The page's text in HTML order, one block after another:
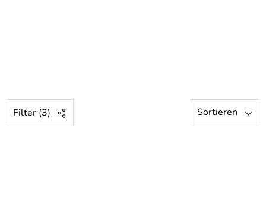
Filter (3) Sortieren